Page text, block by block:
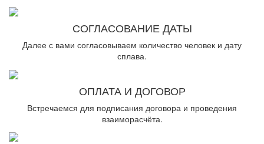
СОГЛАСОВАНИЕ ДАТЫ
Далее с вами согласовываем количество человек и дату
сплава.
ОПЛАТА И ДОГОВОР
Встречаемся для подписания договора и проведения
взаиморасчёта.